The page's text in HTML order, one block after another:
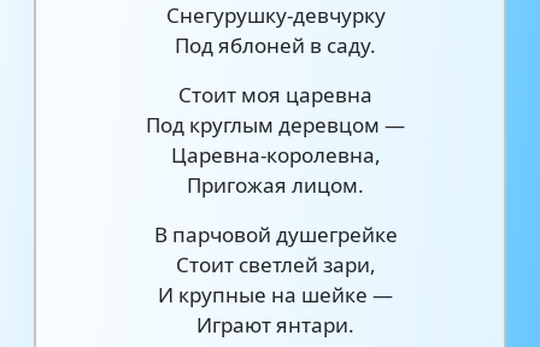
Снегурушку-девчурку
Под яблоней в саду.
Стоит моя царевна
Под круглым деревцом —
Царевна-королевна,
Пригожая лицом.
В парчовой душегрейке
Стоит светлей зари,
И крупные на шейке —
Играют янтари.